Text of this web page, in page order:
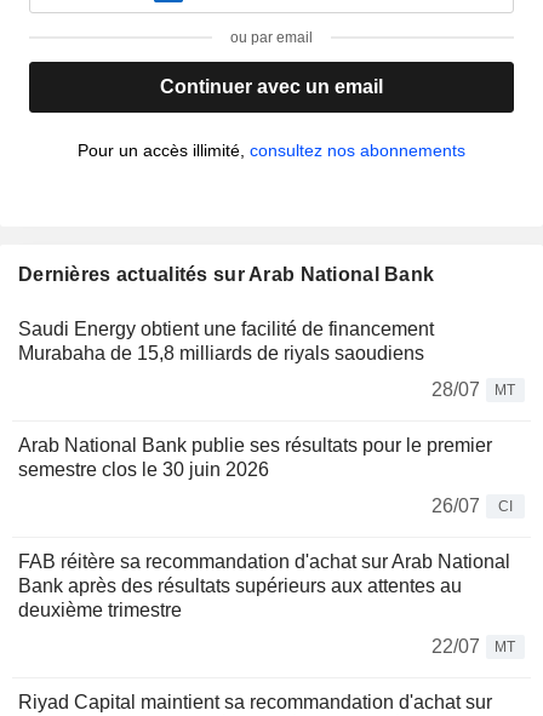
ou par email
Continuer avec un email
Pour un accès illimité, consultez nos abonnements
Dernières actualités sur Arab National Bank
Saudi Energy obtient une facilité de financement
Murabaha de 15,8 milliards de riyals saoudiens
28/07
MT
Arab National Bank publie ses résultats pour le premier
semestre clos le 30 juin 2026
26/07
CI
FAB réitère sa recommandation d'achat sur Arab National
Bank après des résultats supérieurs aux attentes au
deuxième trimestre
22/07
MT
Riyad Capital maintient sa recommandation d'achat sur